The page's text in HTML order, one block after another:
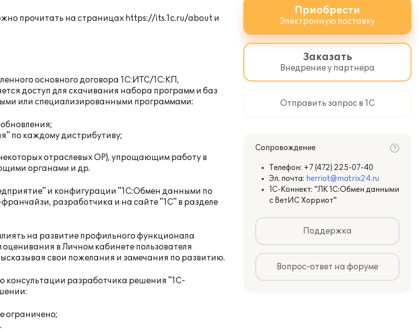
прочитать на страницах https://its.1c.ru/about и
основного договора 1С:ИТС/1С:КП,
доступ для скачивания набора программ и баз
или специализированными программами:
по каждому дистрибутиву;
отраслевых ОР), упрощающим работу в
органами и др.
и конфигурации "1С:Обмен данными по
разработчика и на сайте "1С" в разделе
на развитие профильного функционала
оценивания в Личном кабинете пользователя
свои пожелания и замечания по развитию.
консультации разработчика решения "1С-
ограничено;
Приобрести
Электронную поставку
Заказать
Внедрение у партнера
Отправить запрос в 1С
Сопровождение
Телефон: +7 (472) 225-07-40
Эл. почта: herriot@matrix24.ru
1С-Коннект: "ЛК 1С:Обмен данными
с ВетИС Хорриот"
Поддержка
Вопрос-ответ на форуме